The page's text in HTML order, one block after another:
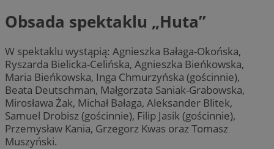
Obsada spektaklu „Huta”
W spektaklu wystąpią: Agnieszka Bałaga-Okońska,
Ryszarda Bielicka-Celińska, Agnieszka Bieńkowska,
Maria Bieńkowska, Inga Chmurzyńska (gościnnie),
Beata Deutschman, Małgorzata Saniak-Grabowska,
Mirosława Żak, Michał Bałaga, Aleksander Blitek,
Samuel Drobisz (gościnnie), Filip Jasik (gościnnie),
Przemysław Kania, Grzegorz Kwas oraz Tomasz
Muszyński.